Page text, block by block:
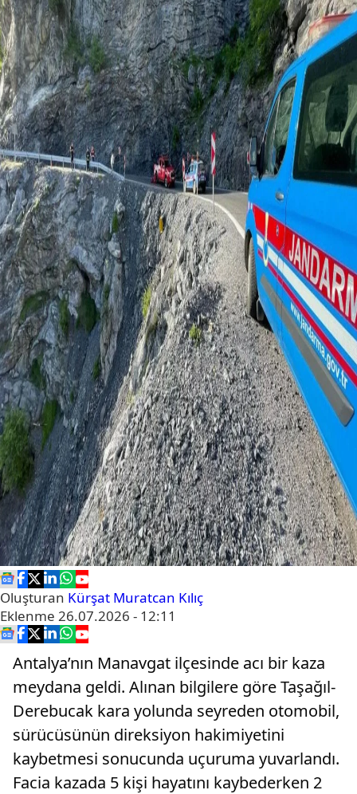
Oluşturan Kürşat Muratcan Kılıç
Eklenme 26.07.2026 - 12:11
Antalya’nın Manavgat ilçesinde acı bir kaza
meydana geldi. Alınan bilgilere göre Taşağıl-
Derebucak kara yolunda seyreden otomobil,
sürücüsünün direksiyon hakimiyetini
kaybetmesi sonucunda uçuruma yuvarlandı.
Facia kazada 5 kişi hayatını kaybederken 2